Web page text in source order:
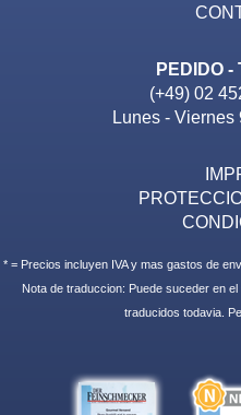
PEDIDO -
(+49) 02
Lunes - Viernes
* = Precios incluyen IVA y mas gastos de
Nota de traduccion: Puede suceder en
traducidos todavia.